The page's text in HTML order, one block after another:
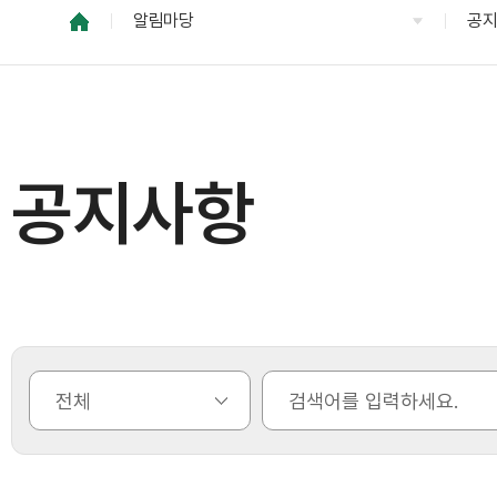
알림마당 공
공지사항